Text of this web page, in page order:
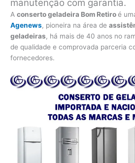
manutenção com garantia.
Aconserto geladeira Bom Retiroé
Agenews, pioneira na área de
geladeiras, há mais de 40 anos no
de qualidade e comprovada parceria
fornecedores.